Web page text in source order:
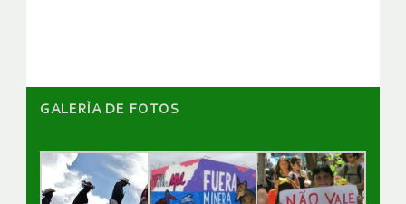
GALERÌA DE FOTOS